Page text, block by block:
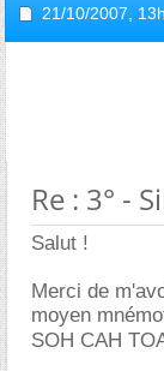
21/10/2007,
Re : 3° -
Salut !
Merci de
moyen
SOH CAH